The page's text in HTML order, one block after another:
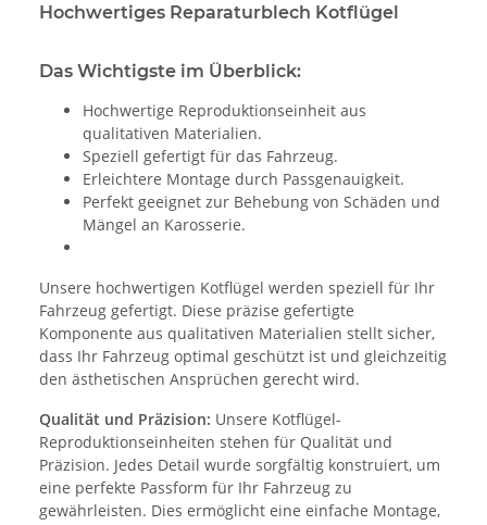
Hochwertiges Reparaturblech Kotflügel
Das Wichtigste im Überblick:
Hochwertige Reproduktionseinheit aus
qualitativen Materialien.
Speziell gefertigt für das Fahrzeug.
Erleichtere Montage durch Passgenauigkeit.
Perfekt geeignet zur Behebung von Schäden und
Mängel an Karosserie.
Unsere hochwertigen Kotflügel werden speziell für Ihr
Fahrzeug gefertigt. Diese präzise gefertigte
Komponente aus qualitativen Materialien stellt sicher,
dass Ihr Fahrzeug optimal geschützt ist und gleichzeitig
den ästhetischen Ansprüchen gerecht wird.
Qualität und Präzision: Unsere Kotflügel-
Reproduktionseinheiten stehen für Qualität und
Präzision. Jedes Detail wurde sorgfältig konstruiert, um
eine perfekte Passform für Ihr Fahrzeug zu
gewährleisten. Dies ermöglicht eine einfache Montage,